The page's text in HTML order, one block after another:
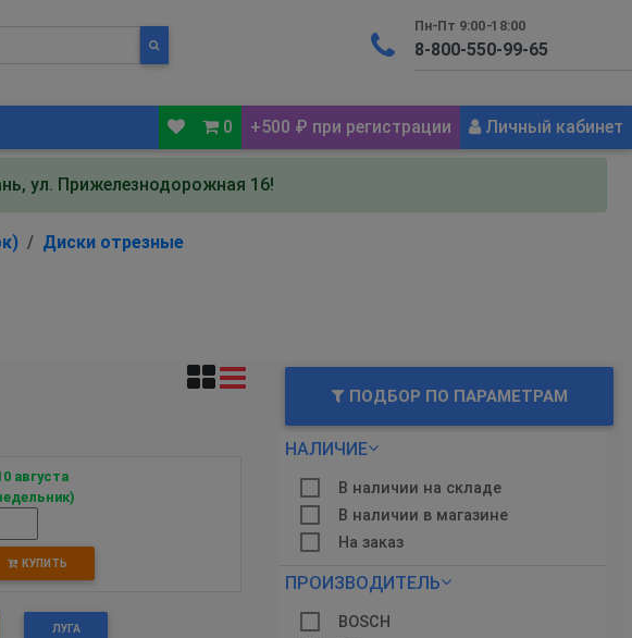
Пн-Пт 9:00-18:00
0 +500 ₽ при регистрации Личный кабинет
ул. Прижелезнодорожная 16!
Диски отрезные
ПОДБОР ПО ПАРАМЕТРАМ
НАЛИЧИЕ
В наличии на складе
В наличии в магазине
На заказ
ПРОИЗВОДИТЕЛЬ
BOSCH
августа
КУПИТЬ
ЛУГА